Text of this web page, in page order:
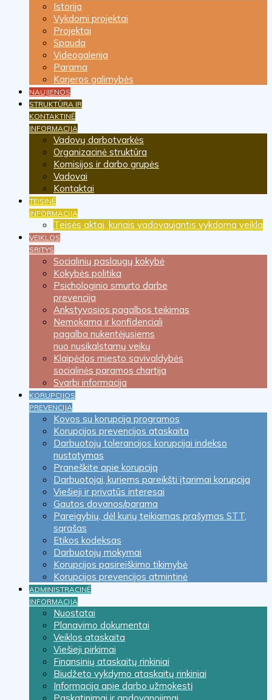
Istorija
Vykdomi projektai
Projektai
Spauda
Videogalerija
Parama
Karjeros galimybės
NAUJIENOS
STRUKTŪRA IR
KONTAKTINĖ
INFORMACIJA
Vadovų darbotvarkės
Organizacinė struktūra
Komisijos ir darbo grupės
Vadovai
Kontaktai
TEISINĖ
INFORMACIJA
Teisės aktai, kuriais vadovaujantis vykdoma veikla
VEIKLOS
SRITYS
Socialinių paslaugų kokybė
Kokybės politika
Psichologinio smurto darbe
prevencija
Ankstyvosios pagalbos teikimas
Nemokama ir konfidenciali
pagalba nukentėjusiems
nuo nusikalstamų veikų
Klaipėdos miesto savivaldybės
socialinės paramos chartija
Svarbi informacija
KORUPCIJOS
PREVENCIJA
Kovos su korupcija programos
Korupcijos prevencijos ataskaita
Darbuotojų tolerancijos korupcijai indekso
nustatymas
Praneškite apie korupciją
Darbuotojai, kuriems pareikšti įtarimai korupcija
Viešieji ir privatūs interesai
Gautos dovanos/parama
Pareigybių, dėl kurių teikiamas prašymas STT,
sąrašas
Etikos kodeksas
Darbuotojų mokymai
Korupcijos pasireiškimo tikimybė
Korupcijos prevencijos atmintinė
ADMINISTRACINĖ
INFORMACIJA
Nuostatai
Planavimo dokumentai
Veiklos ataskaita
Viešieji pirkimai
Finansinių ataskaitų rinkiniai
Biudžeto vykdymo ataskaitų rinkiniai
Informacija apie darbo užmokestį